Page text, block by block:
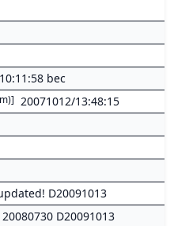
bec
] 20071012/13:48:15
D20091013
D20091013